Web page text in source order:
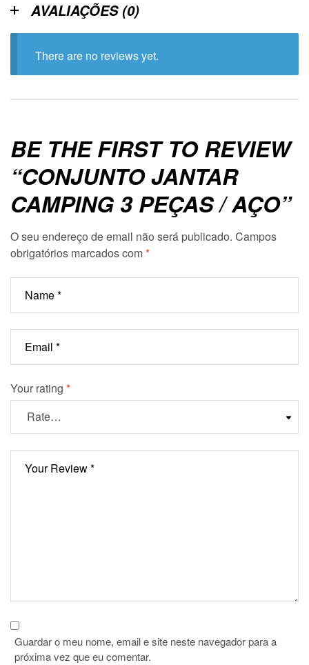
AVALIAÇÕES (0)
There are no reviews yet.
BE THE FIRST TO REVIEW
“CONJUNTO JANTAR
CAMPING 3 PEÇAS / AÇO”
O seu endereço de email não será publicado. Campos
obrigatórios marcados com*
Your rating *
Guardar o meu nome, email e site neste navegador para a
próxima vez que eu comentar.